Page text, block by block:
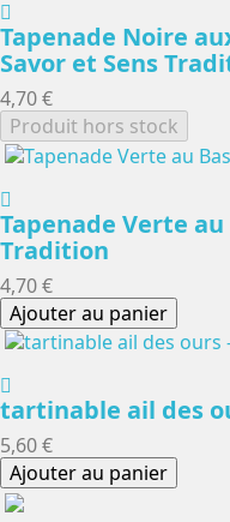
Tapenade Noire
Savor et Sens
4,70 €
Produit hors stock
Tapenade Verte
Tradition
4,70 €
Ajouter au panier
tartinable ail des
5,60 €
Ajouter au panier